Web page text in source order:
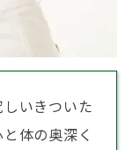
いきついた
体の奥深く